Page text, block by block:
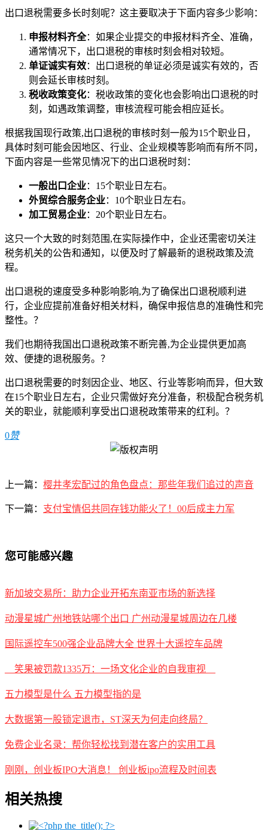
出口退税需要多长时刻呢？这主要取决于下面内容多少影响：
申报材料齐全：如果企业提交的申报材料齐全、准确，
通常情况下，出口退税的审核时刻会相对较短。
单证诚实有效：出口退税的单证必须是诚实有效的，否
则会延长审核时刻。
税收政策变化：税收政策的变化也会影响出口退税的时
刻，如遇政策调整，审核流程可能会相应延长。
根据我国现行政策,出口退税的审核时刻一般为15个职业日，
具体时刻可能会因地区、行业、企业规模等影响而有所不同，
下面内容是一些常见情况下的出口退税时刻：
一般出口企业：15个职业日左右。
外贸综合服务企业：10个职业日左右。
加工贸易企业：20个职业日左右。
这只一个大致的时刻范围,在实际操作中，企业还需密切关注
税务机关的公告和通知，以便及时了解最新的退税政策及流
程。
出口退税的速度受多种影响影响,为了确保出口退税顺利进
行，企业应提前准备好相关材料，确保申报信息的准确性和完
整性。？
我们也期待我国出口退税政策不断完善,为企业提供更加高
效、便捷的退税服务。？
出口退税需要的时刻因企业、地区、行业等影响而异，但大致
在15个职业日左右，企业只需做好充分准备，积极配合税务机
关的职业，就能顺利享受出口退税政策带来的红利。？
0赞
上一篇： 樱井孝宏配过的角色盘点：那些年我们追过的声音
下一篇： 支付宝情侣共同存钱功能火了！00后成主力军
您可能感兴趣
新加坡交易所：助力企业开拓东南亚市场的新选择
动漫星城广州地铁站哪个出口 广州动漫星城周边在几楼
国际遥控车500强企业品牌大全 世界十大遥控车品牌
__笑果被罚款1335万：一场文化企业的自我审视__
五力模型是什么 五力模型指的是
大数据第一股锁定退市，ST深天为何走向终局？
免费企业名录：帮你轻松找到潜在客户的实用工具
刚刚，创业板IPO大消息！ 创业板ipo流程及时间表
相关热搜